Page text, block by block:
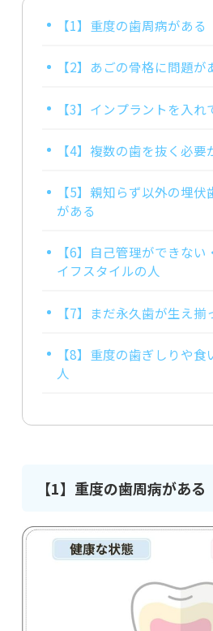
【1】重度の歯周病がある
【2】あごの骨格に問題が
【3】インプラントを入れ
【4】複数の歯を抜く必
【5】親知らず以外の埋伏
がある
【6】自己管理ができな
イフスタイルの人
【7】まだ永久歯が生え揃
【8】重度の歯ぎしりや
人
【1】重度の歯周病がある